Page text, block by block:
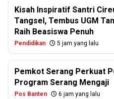
Kisah Inspiratif Santri
Tangsel, Tembus UGM
Raih Beasiswa Penuh
Pendidikan 5 jam yang lalu
Pemkot Serang Perkuat
Program Serang Mengaji
Pos Banten 6 jam yang lalu